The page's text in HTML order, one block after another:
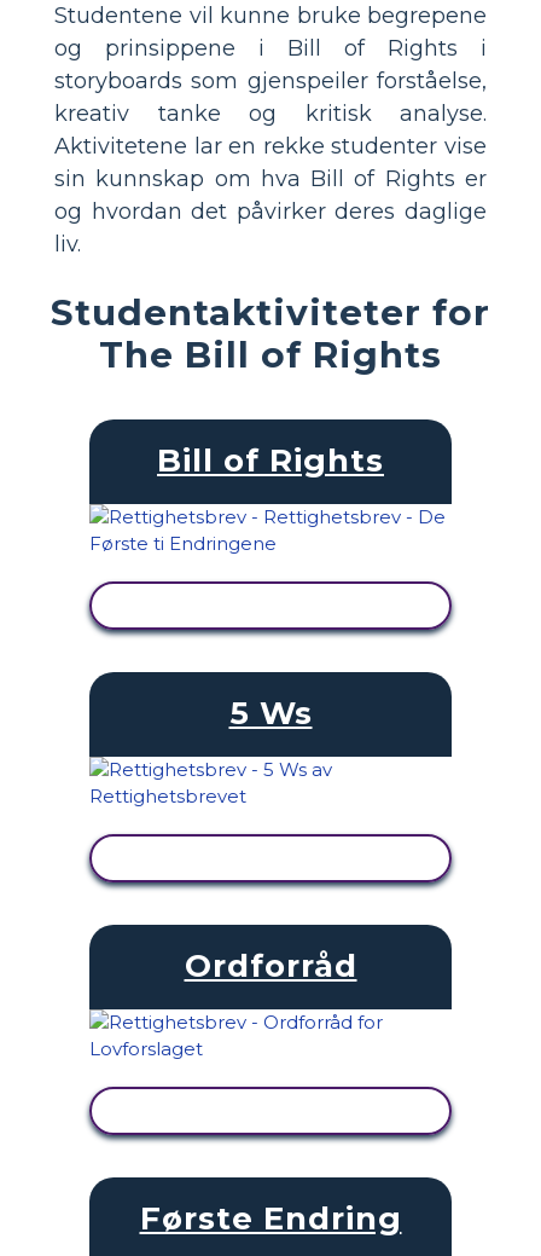
Studentene vil kunne bruke begrepene
og prinsippene i Bill of Rights i
storyboards som gjenspeiler forståelse,
kreativ tanke og kritisk analyse.
Aktivitetene lar en rekke studenter vise
sin kunnskap om hva Bill of Rights er
og hvordan det påvirker deres daglige
liv.
Studentaktiviteter for
The Bill of Rights
Bill of Rights
5 Ws
Ordforråd
Første Endring